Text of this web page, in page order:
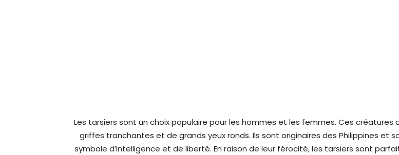
Les tarsiers sont un choix populaire pour les hommes et les femmes. Ces créatures
griffes tranchantes et de grands yeux ronds. Ils sont originaires des Philippines et
symbole d’intelligence et de liberté. En raison de leur férocité, les tarsiers sont